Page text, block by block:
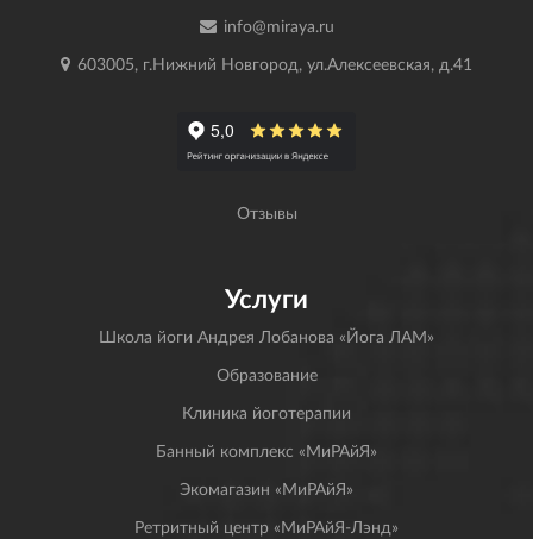
info@miraya.ru
603005, г.Нижний Новгород, ул.Алексеевская, д.41
Отзывы
Услуги
Школа йоги Андрея Лобанова «Йога ЛАМ»
Образование
Клиника йоготерапии
Банный комплекс «МиРАйЯ»
Экомагазин «МиРАйЯ»
Ретритный центр «МиРАйЯ-Лэнд»